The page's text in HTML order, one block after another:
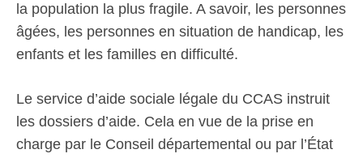
la population la plus fragile. A savoir, les personnes
âgées, les personnes en situation de handicap, les
enfants et les familles en difficulté.
Le service d’aide sociale légale du CCAS instruit
les dossiers d’aide. Cela en vue de la prise en
charge par le Conseil départemental ou par l’État